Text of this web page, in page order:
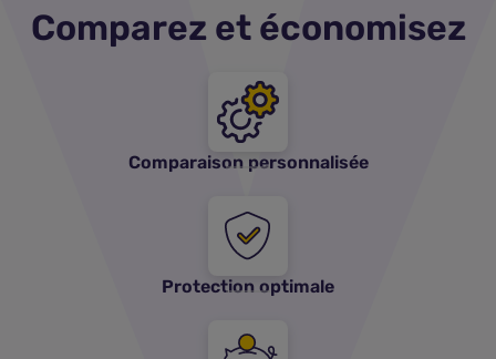
Comparez et économisez
Comparaison personnalisée
Protection optimale